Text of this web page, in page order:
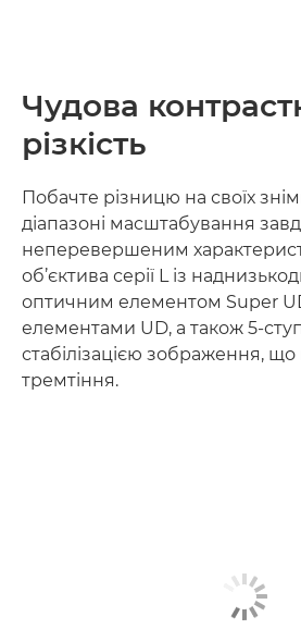
Чудова
різкість
Побачте різницю на своїх
діапазоні масштабування
неперевершеним
об’єктива серії L із
оптичним елементом Super
елементами UD, а також 5-
стабілізацією зображення,
тремтіння.